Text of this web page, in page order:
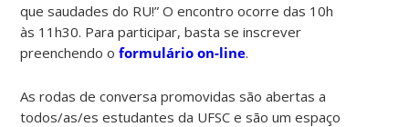
que saudades do RU!” O encontro ocorre das 10h
às 11h30. Para participar, basta se inscrever
preenchendo oformulário on-line.
As rodas de conversa promovidas são abertas a
todos/as/es estudantes da UFSC e são um espaço